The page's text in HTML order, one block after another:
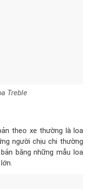
Treble
theo xe thường là loa
người chịu chi thường
bằng những mẫu loa